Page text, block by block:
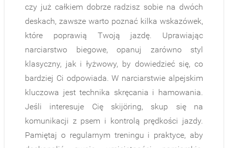
czy już całkiem dobrze radzisz sobie na dwóch
deskach, zawsze warto poznać kilka wskazówek,
które poprawią Twoją jazdę. Uprawiając
narciarstwo biegowe, opanuj zarówno styl
klasyczny, jak i łyżwowy, by dowiedzieć się, co
bardziej Ci odpowiada. W narciarstwie alpejskim
kluczowa jest technika skręcania i hamowania.
Jeśli interesuje Cię skijöring, skup się na
komunikacji z psem i kontrolą prędkości jazdy.
Pamiętaj o regularnym treningu i praktyce, aby